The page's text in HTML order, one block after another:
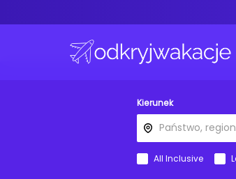
Kierunek
All Inclusive